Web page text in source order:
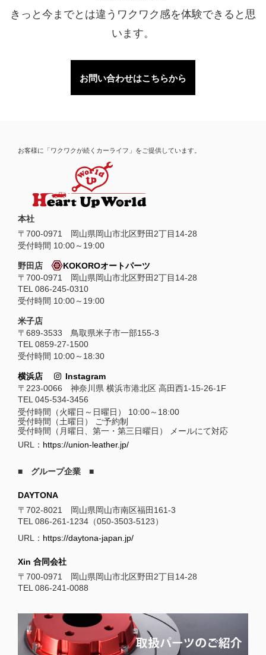
きっと今までとは違うワクワク感を体験できると思
います。
お問い合わせはこちらから
お客様に「ワクワクが続くカーライフ」をご提供しています。
本社
〒 700-0971 岡山県岡山市北区野田2丁目14-28
受付時間 10:00～19:00
野田店
KOKOROオートパーツ
〒700-0971 岡山県岡山市北区野田2丁目14-28
TEL 086-245-0310
受付時間 10:00～19:00
米子店
〒689-3533 鳥取県米子市一部155-3
TEL 0859-27-1500
受付時間 10:00～18:30
横浜店
Instagram
〒223-0066 神奈川県 横浜市港北区 高田西1-15-26-1F
TEL 045-534-3456
受付時間（火曜日～日曜日） 10:00～18:00
受付時間（土曜日） ご予約制
受付時間（月曜日、第一・第三日曜日） メールにて対応
URL： https://union-leather.jp/
■ グループ企業 ■
DAYTONA
〒702-8021 岡山県岡山市南区福田161-3
TEL 086-261-1234（050-3503-5123）
URL： https://daytona-japan.jp/
Xin 合同会社
〒700-0971 岡山県岡山市北区野田2丁目14-28
TEL 086-241-0088